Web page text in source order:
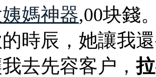
媽神器,00块錢
時辰，她讓我
去先容客户，